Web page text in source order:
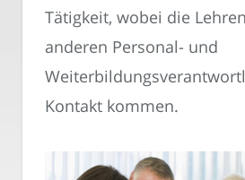
Tätigkeit, wobei die
anderen Personal- und
Kontakt kommen.